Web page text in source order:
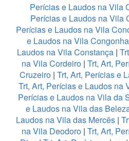
Perícias e Laudos na Vila
Perícias e Laudos na Vila
Perícias e Laudos na Vila
e Laudos na Vila
Laudos na Vila Constança |
na Vila Cordeiro | Trt, Art,
Cruzeiro | Trt, Art, Perícias e
Trt, Art, Perícias e Laudos na
Perícias e Laudos na Vila da
e Laudos na Vila das
Laudos na Vila das Mercês|
na Vila Deodoro | Trt, Art,